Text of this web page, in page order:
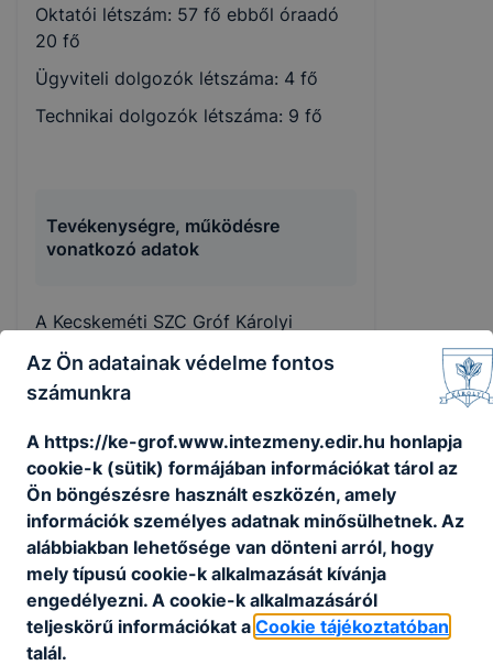
Oktatói létszám: 57 fő ebből óraadó
20 fő
Ügyviteli dolgozók létszáma: 4 fő
Technikai dolgozók létszáma: 9 fő
Tevékenységre, működésre
vonatkozó adatok
A Kecskeméti SZC Gróf Károlyi
Sándor Technikum a szakképzési
centrum jogi személyiséggel
rendelkező szervezeti egysége, amely
rendelkezik és kizárólag a Kormány
rendeletében meghatározott jogok és
kötelezettségek alanya lehet. Az
intézmény szakmai tekintetben önálló,
amit a szakképzési centrum
jogszabályokon alapuló
alapdokumentumai garantálnak.
Az iskola alapfeladata: Szakmai
Az Ön adatainak védelme fontos
számunkra
A https://ke-grof.www.intezmeny.edir.hu honlapja
cookie-k (sütik) formájában információkat tárol az
Ön böngészésre használt eszközén, amely
információk személyes adatnak minősülhetnek. Az
alábbiakban lehetősége van dönteni arról, hogy
mely típusú cookie-k alkalmazását kívánja
engedélyezni. A cookie-k alkalmazásáról
teljeskörű információkat a Cookie tájékoztatóban
talál.